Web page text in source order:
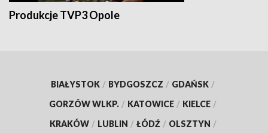
Produkcje TVP3 Opole
BIAŁYSTOK / BYDGOSZCZ / GDAŃSK /
GORZÓW WLKP. / KATOWICE / KIELCE /
KRAKÓW / LUBLIN / ŁÓDŹ / OLSZTYN /